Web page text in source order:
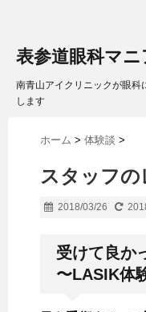
表参道眼科マニ
南青山アイクリニックが眼科
します
ホーム > 体験談 >
スタッフの
2018/03/26
受けて良か
〜LASIK体